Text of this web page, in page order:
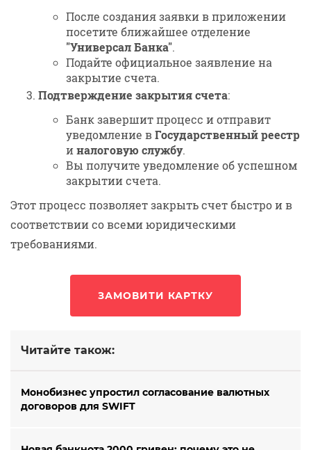
Читайте також:
Монобизнес упростил согласование валютных
договоров для SWIFT
После создания заявки в приложении
посетите ближайшее отделение
"Универсал Банка".
Подайте официальное заявление на
закрытие счета.
Подтверждение закрытия счета:
Банк завершит процесс и отправит
уведомление вГосударственный реестр
иналоговую службу.
Вы получите уведомление об успешном
закрытии счета.
Этот процесс позволяет закрыть счет быстро и в
соответствии со всеми юридическими
требованиями.
ЗАМОВИТИ КАРТКУ